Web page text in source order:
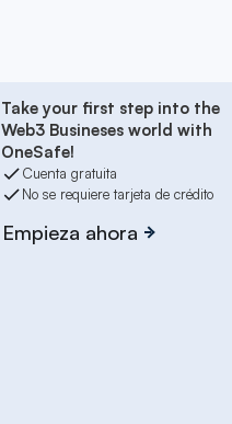
Take your first step into the
Web3 Busineses world with
OneSafe!
Cuenta gratuita
No se requiere tarjeta de crédito
Empieza ahora